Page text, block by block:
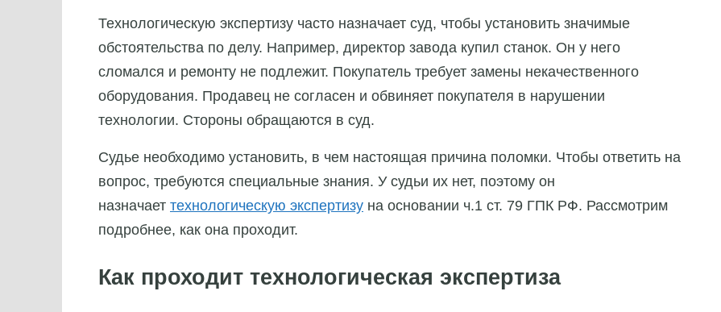
Технологическую экспертизу часто назначает суд, чтобы установить значимые
обстоятельства по делу. Например, директор завода купил станок. Он у него
сломался и ремонту не подлежит. Покупатель требует замены некачественного
оборудования. Продавец не согласен и обвиняет покупателя в нарушении
технологии. Стороны обращаются в суд.
Судье необходимо установить, в чем настоящая причина поломки. Чтобы ответить на
вопрос, требуются специальные знания. У судьи их нет, поэтому он
назначает технологическую экспертизу на основании ч.1 ст. 79 ГПК РФ. Рассмотрим
подробнее, как она проходит.
Как проходит технологическая экспертиза